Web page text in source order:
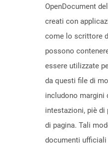
OpenDocument
creati con
come lo scrittore
possono
essere utilizzate
da questi file di
includono margini
intestazioni, piè di
di pagina. Tali
documenti